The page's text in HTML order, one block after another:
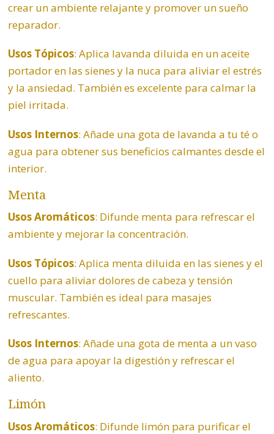
crear un ambiente relajante y promover un sueño
reparador.
Usos Tópicos: Aplica lavanda diluida en un aceite
portador en las sienes y la nuca para aliviar el estrés
y la ansiedad. También es excelente para calmar la
piel irritada.
Usos Internos: Añade una gota de lavanda a tu té o
agua para obtener sus beneficios calmantes desde el
interior.
Menta
Usos Aromáticos: Difunde menta para refrescar el
ambiente y mejorar la concentración.
Usos Tópicos: Aplica menta diluida en las sienes y el
cuello para aliviar dolores de cabeza y tensión
muscular. También es ideal para masajes
refrescantes.
Usos Internos: Añade una gota de menta a un vaso
de agua para apoyar la digestión y refrescar el
aliento.
Limón
Usos Aromáticos: Difunde limón para purificar el